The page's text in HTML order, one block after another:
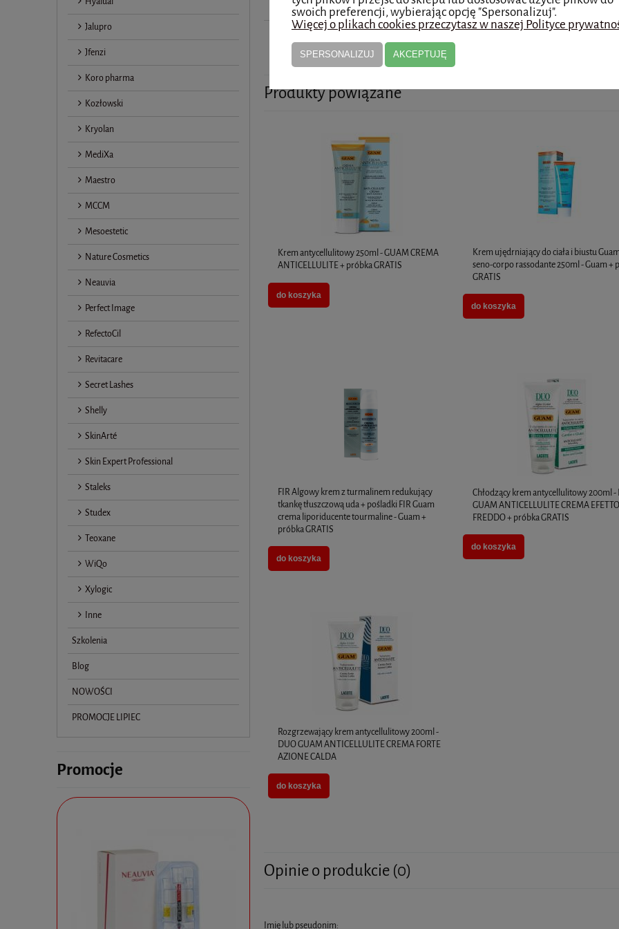
Jalupro
Jfenzi
Koro pharma
Kozłowski
Kryolan
MediXa
Maestro
MCCM
Mesoestetic
Nature Cosmetics
Neauvia
Perfect Image
RefectoCil
Revitacare
Secret Lashes
Shelly
SkinArté
Skin Expert Professional
Staleks
Studex
Teoxane
WiQo
Xylogic
Inne
Szkolenia
Blog
NOWOŚCI
PROMOCJE LIPIEC
Promocje
Produkty powiązane
Krem antycellulitowy 250ml - GUAM CREMA
ANTICELLULITE + próbka GRATIS
do koszyka
Krem ujędrniający do ciała i biustu
seno-corpo rassodante 250ml - Guam +
GRATIS
do koszyka
FIR Algowy krem z turmalinem redukujący
tkankę tłuszczową uda + pośladki FIR Guam
crema liporiducente tourmaline - Guam +
próbka GRATIS
do koszyka
Chłodzący krem antycellulitowy 200ml -
GUAM ANTICELLULITE CREMA EFETTO
FREDDO + próbka GRATIS
do koszyka
Rozgrzewający krem antycellulitowy 200ml -
DUO GUAM ANTICELLULITE CREMA FORTE
AZIONE CALDA
do koszyka
Opinie o produkcie (0)
Imię lub pseudonim:
swoich preferencji, wybierając opcję "Spersonalizuj".
Więcej o plikach cookies przeczytasz w naszej Polityce
SPERSONALIZUJ AKCEPTUJĘ